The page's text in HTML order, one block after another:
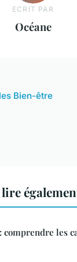
ECRIT PAR
Océane
Bien-être
comprendre les